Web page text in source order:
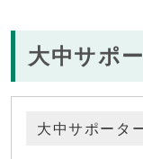
大中サポ
大中サポータ